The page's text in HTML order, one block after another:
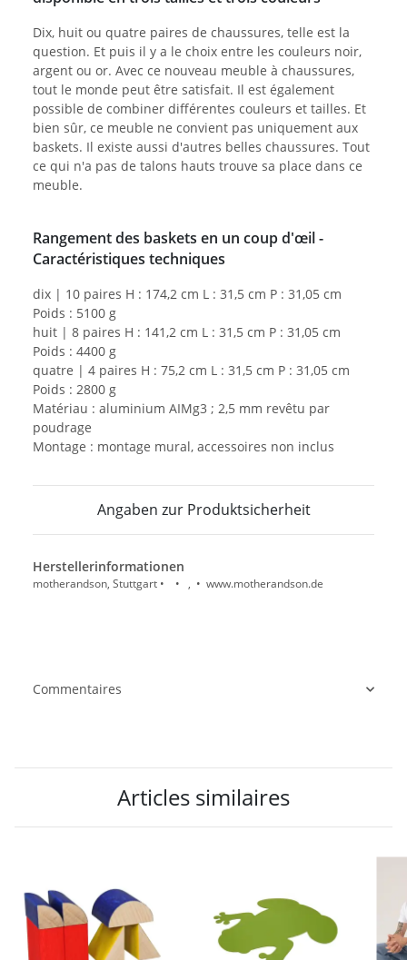
Dix, huit ou quatre paires de chaussures, telle est la
question. Et puis il y a le choix entre les couleurs noir,
argent ou or. Avec ce nouveau meuble à chaussures,
tout le monde peut être satisfait. Il est également
possible de combiner différentes couleurs et tailles. Et
bien sûr, ce meuble ne convient pas uniquement aux
baskets. Il existe aussi d'autres belles chaussures. Tout
ce qui n'a pas de talons hauts trouve sa place dans ce
meuble.
Rangement des baskets en un coup d'œil -
Caractéristiques techniques
dix | 10 paires H : 174,2 cm L : 31,5 cm P : 31,05 cm
Poids : 5100 g
huit | 8 paires H : 141,2 cm L : 31,5 cm P : 31,05 cm
Poids : 4400 g
quatre | 4 paires H : 75,2 cm L : 31,5 cm P : 31,05 cm
Poids : 2800 g
Matériau : aluminium AIMg3 ; 2,5 mm revêtu par
poudrage
Montage : montage mural, accessoires non inclus
Angaben zur Produktsicherheit
Herstellerinformationen
motherandson, Stuttgart • • , • www.motherandson.de
Commentaires
Articles similaires